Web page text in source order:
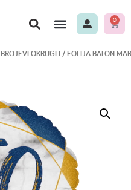
0
BROJEVI OKRUGLI/ FOLIJA BALON